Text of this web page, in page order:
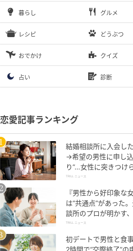
暮らし グルメ
レシピ どうぶつ
おでかけ クイズ
占い 診断
恋愛記事ランキング
結婚相談所に入会し
→希望の男性に申し
り”…女性に突きつけ
望み」以上の残酷な
TRILL ニュース
『男性から好印象な
は“共通点”があった
談所のプロが明かす
すい人の“たった1つ
TRILL ニュース
初デートで男性と食
2時間で“交際終了”